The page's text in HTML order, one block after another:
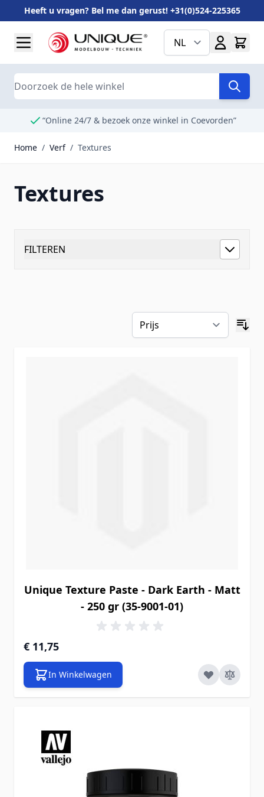
Heeft u vragen? Bel me dan gerust! +31(0)524-225365
NL
Search
“Online 24/7 & bezoek onze winkel in Coevorden”
Home / Verf / Textures
Textures
FILTEREN
Unique Texture Paste - Dark Earth - Matt
- 250 gr (35-9001-01)
€ 11,75
In Winkelwagen